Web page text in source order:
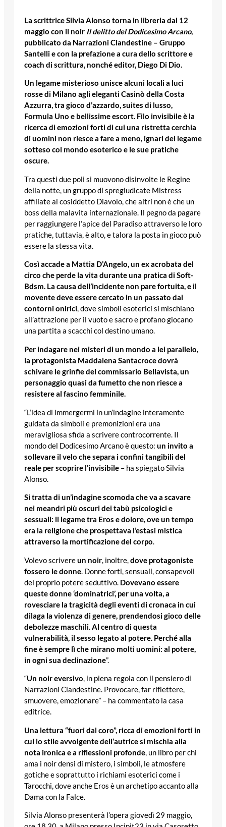
La scrittrice Silvia Alonso torna in libreria dal 12
maggio con il noir Il delitto del Dodicesimo Arcano,
pubblicato da Narrazioni Clandestine – Gruppo
Santelli e con la prefazione a cura dello scrittore e
coach di scrittura, nonché editor, Diego Di Dio.
Un legame misterioso unisce alcuni locali a luci
rosse di Milano agli eleganti Casinò della Costa
Azzurra, tra gioco d’azzardo, suites di lusso,
Formula Uno e bellissime escort. Filo invisibile è la
ricerca di emozioni forti di cui una ristretta cerchia
di uomini non riesce a fare a meno, ignari del legame
sotteso col mondo esoterico e le sue pratiche
oscure.
Tra questi due poli si muovono disinvolte le Regine
della notte, un gruppo di spregiudicate Mistress
affiliate al cosiddetto Diavolo, che altri non è che un
boss della malavita internazionale. Il pegno da pagare
per raggiungere l’apice del Paradiso attraverso le loro
pratiche, tuttavia, è alto, e talora la posta in gioco può
essere la stessa vita.
Così accade a Mattia D’Angelo, un ex acrobata del
circo che perde la vita durante una pratica di Soft-
Bdsm. La causa dell’incidente non pare fortuita, e il
movente deve essere cercato in un passato dai
contorni onirici, dove simboli esoterici si mischiano
all’attrazione per il vuoto e sacro e profano giocano
una partita a scacchi col destino umano.
Per indagare nei misteri di un mondo a lei parallelo,
la protagonista Maddalena Santacroce dovrà
schivare le grinfie del commissario Bellavista, un
personaggio quasi da fumetto che non riesce a
resistere al fascino femminile.
“L’idea di immergermi in un’indagine interamente
guidata da simboli e premonizioni era una
meravigliosa sfida a scrivere controcorrente. Il
mondo del Dodicesimo Arcano è questo: un invito a
sollevare il velo che separa i confini tangibili del
reale per scoprire l’invisibile – ha spiegato Silvia
Alonso.
Si tratta di un’indagine scomoda che va a scavare
nei meandri più oscuri dei tabù psicologici e
sessuali: il legame tra Eros e dolore, ove un tempo
era la religione che prospettava l’estasi mistica
attraverso la mortificazione del corpo.
Volevo scrivereun noir, inoltre,dove protagoniste
fossero le donne. Donne forti, sensuali, consapevoli
del proprio potere seduttivo. Dovevano essere
queste donne ‘dominatrici’, per una volta, a
rovesciare la tragicità degli eventi di cronaca in cui
dilaga la violenza di genere, prendendosi gioco delle
debolezze maschili.Al centro di questa
vulnerabilità, il sesso legato al potere. Perché alla
fine è sempre lì che mirano molti uomini: al potere,
in ogni sua declinazione”.
“Un noir eversivo, in piena regola con il pensiero di
Narrazioni Clandestine. Provocare, far riflettere,
smuovere, emozionare” – ha commentato la casa
editrice.
Una lettura “fuori dal coro”, ricca di emozioni forti in
cui lo stile avvolgente dell’autrice si mischia alla
nota ironica e a riflessioni profonde, un libro per chi
ama i noir densi di mistero, i simboli, le atmosfere
gotiche e soprattutto i richiami esoterici come i
Tarocchi, dove anche Eros è un archetipo accanto alla
Dama con la Falce.
Silvia Alonso presenterà l’opera giovedì 29 maggio,